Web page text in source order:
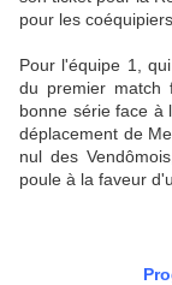
pour les
Pour l'équipe 1,
du premier match
bonne série face à
déplacement de
nul des
poule à la faveur